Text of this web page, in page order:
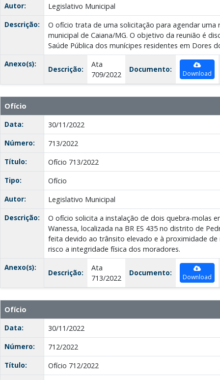
Autor:
Legislativo Municipal
Descrição:
O ofício trata de uma solicitação para agendar uma
municipal de Caiana/MG. O objetivo da reunião é
Saúde Pública dos munícipes residentes em Dores
Anexo(s):
Descrição:
Ata
709/2022
Documento: Download
Ofício
Data:
30/11/2022
Número:
713/2022
Título:
Ofício 713/2022
Tipo:
Ofício
Autor:
Legislativo Municipal
Descrição:
O ofício solicita a instalação de dois quebra-molas
Wanessa, localizada na BR ES 435 no distrito de
feita devido ao trânsito elevado e à proximidade de
risco a integridade física dos moradores.
Anexo(s):
Descrição:
Ata
713/2022
Documento: Download
Ofício
Data:
30/11/2022
Número:
712/2022
Título:
Ofício 712/2022